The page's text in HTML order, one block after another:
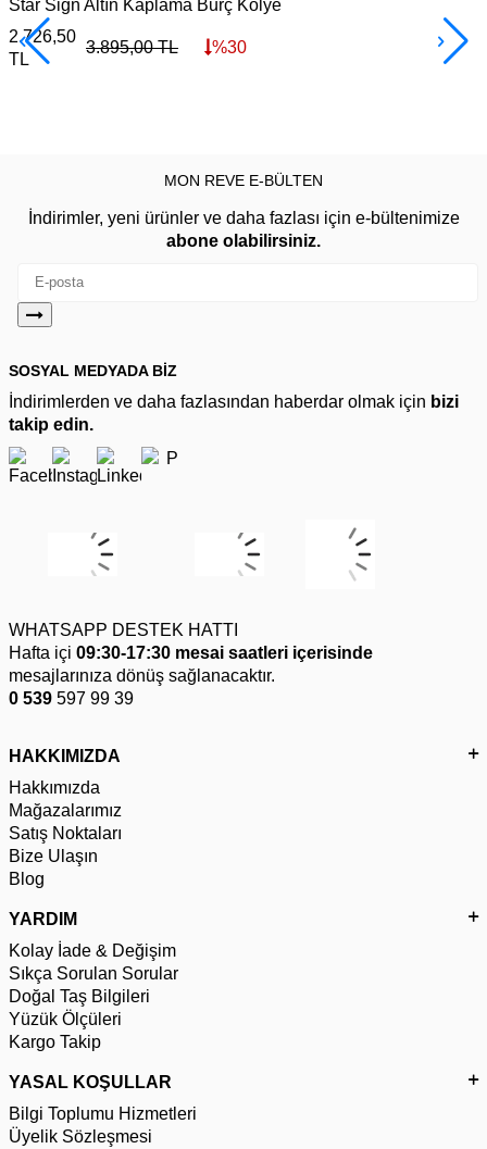
Star Sign Altın Kaplama Burç Kolye
2.726,50
TL
3.895,00TL %30
MON REVE E-BÜLTEN
İndirimler, yeni ürünler ve daha fazlası için e-bültenimize
abone olabilirsiniz.
SOSYAL MEDYADA BİZ
İndirimlerden ve daha fazlasından haberdar olmak için bizi
takip edin.
WHATSAPP DESTEK HATTI
Hafta içi 09:30-17:30 mesai saatleri içerisinde
mesajlarınıza dönüş sağlanacaktır.
0 539 597 99 39
HAKKIMIZDA
Hakkımızda
Mağazalarımız
Satış Noktaları
Bize Ulaşın
Blog
YARDIM
Kolay İade & Değişim
Sıkça Sorulan Sorular
Doğal Taş Bilgileri
Yüzük Ölçüleri
Kargo Takip
YASAL KOŞULLAR
Bilgi Toplumu Hizmetleri
Üyelik Sözleşmesi